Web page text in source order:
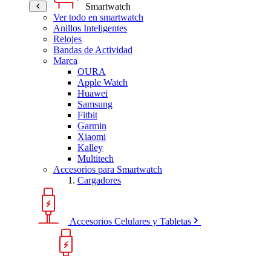
Smartwatch
Ver todo en smartwatch
Anillos Inteligentes
Relojes
Bandas de Actividad
Marca
OURA
Apple Watch
Huawei
Samsung
Fitbit
Garmin
Xiaomi
Kalley
Multitech
Accesorios para Smartwatch
Cargadores
Accesorios Celulares y Tabletas